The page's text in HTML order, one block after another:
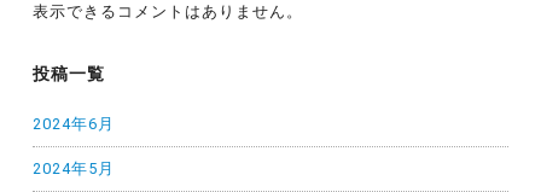
表示できるコメントはありません。
投稿一覧
2024年6月
2024年5月